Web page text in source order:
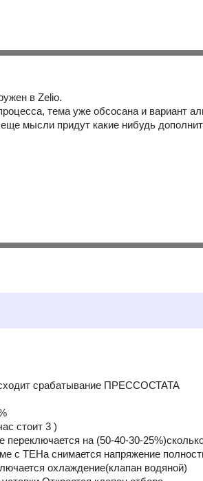
в Zelio.
тема уже обсосана и вариант
мысли придут какие нибудь
срабатывание ПРЕССОСТАТА
стоит 3 )
на (50-40-30-
с ТЕНа снимается напряжение
охлаждение(клапан водяной)